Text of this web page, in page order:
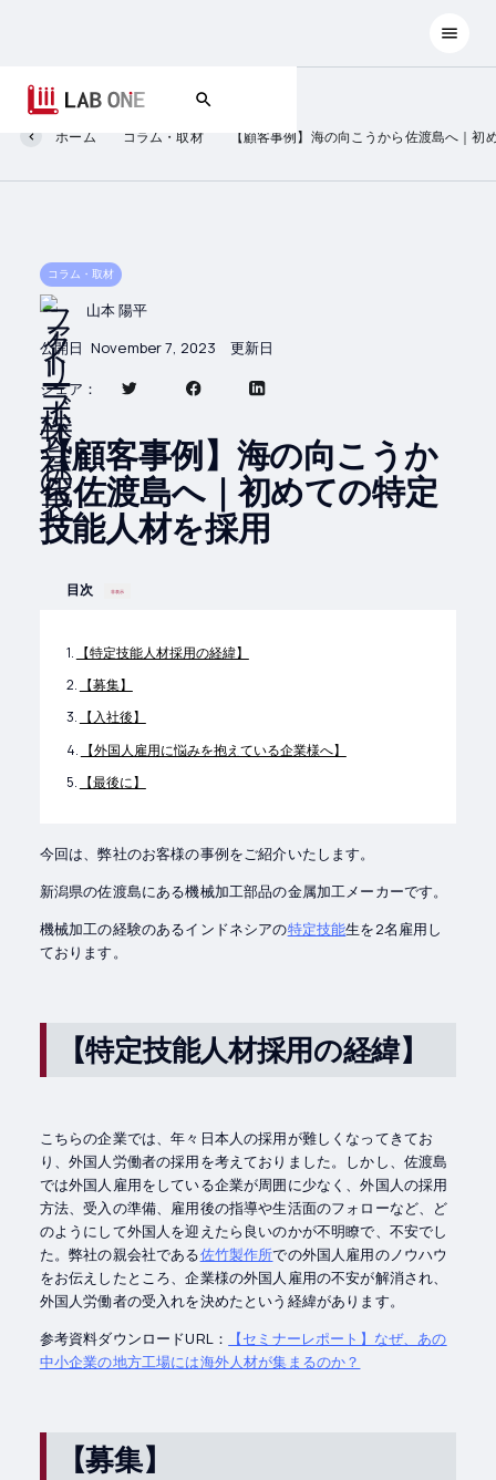
ホーム コラム・取材 【顧客事例】海の向こうから佐渡島へ｜初
コラム・取材
山本 陽平
公開日 November 7, 2023 更新日
シェア：
【顧客事例】海の向こうか
ら佐渡島へ｜初めての特定
技能人材を採用
目次 非表示
【特定技能人材採用の経緯】
【募集】
【入社後】
【外国人雇用に悩みを抱えている企業様へ】
【最後に】
今回は、弊社のお客様の事例をご紹介いたします。
新潟県の佐渡島にある機械加工部品の金属加工メーカーです。
機械加工の経験のあるインドネシアの特定技能生を2名雇用し
ております。
【特定技能人材採用の経緯】
こちらの企業では、年々日本人の採用が難しくなってきてお
り、外国人労働者の採用を考えておりました。しかし、佐渡島
では外国人雇用をしている企業が周囲に少なく、外国人の採用
方法、受入の準備、雇用後の指導や生活面のフォローなど、ど
のようにして外国人を迎えたら良いのかが不明瞭で、不安でし
た。弊社の親会社である佐竹製作所での外国人雇用のノウハウ
をお伝えしたところ、企業様の外国人雇用の不安が解消され、
外国人労働者の受入れを決めたという経緯があります。
参考資料ダウンロードURL：
【セミナーレポート】なぜ、あの
中小企業の地方工場には海外人材が集まるのか？
【募集】